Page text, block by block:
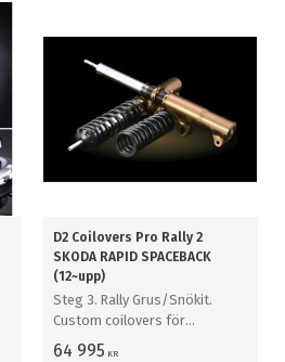
D2 Coilovers Pro Rally 2
SKODA RAPID SPACEBACK
(12~upp)
Steg 3. Rally Grus/Snökit.
Custom coilovers för
professionell rally grus/snö
64 995 KR